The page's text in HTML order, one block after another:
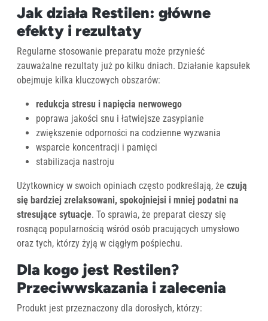
Jak działa Restilen: główne
efekty i rezultaty
Regularne stosowanie preparatu może przynieść
zauważalne rezultaty już po kilku dniach. Działanie kapsułek
obejmuje kilka kluczowych obszarów:
redukcja stresu i napięcia nerwowego
poprawa jakości snu i łatwiejsze zasypianie
zwiększenie odporności na codzienne wyzwania
wsparcie koncentracji i pamięci
stabilizacja nastroju
Użytkownicy w swoich opiniach często podkreślają, że czują
się bardziej zrelaksowani, spokojniejsi i mniej podatni na
stresujące sytuacje. To sprawia, że preparat cieszy się
rosnącą popularnością wśród osób pracujących umysłowo
oraz tych, którzy żyją w ciągłym pośpiechu.
Dla kogo jest Restilen?
Przeciwwskazania i zalecenia
Produkt jest przeznaczony dla dorosłych, którzy: